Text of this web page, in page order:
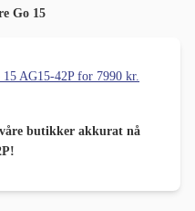
Go 15
AG15-42P for 7990 kr.
butikker akkurat nå